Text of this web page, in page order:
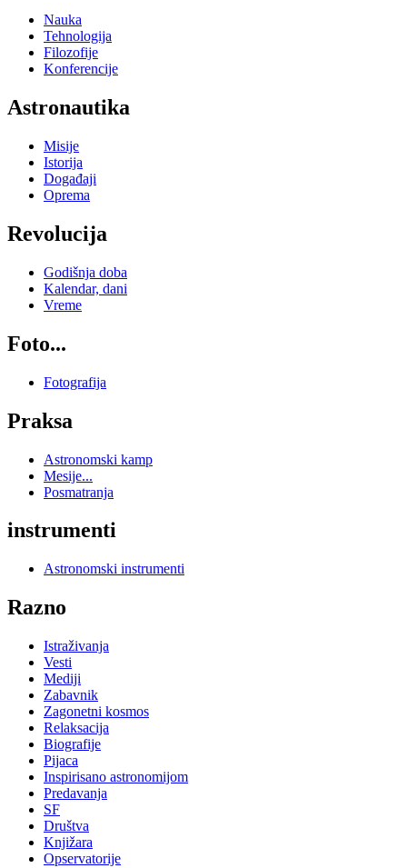
Nauka
Tehnologija
Filozofije
Konferencije
Astronautika
Misije
Istorija
Događaji
Oprema
Revolucija
Godišnja doba
Kalendar, dani
Vreme
Foto...
Fotografija
Praksa
Astronomski kamp
Mesije...
Posmatranja
instrumenti
Astronomski instrumenti
Razno
Istraživanja
Vesti
Mediji
Zabavnik
Zagonetni kosmos
Relaksacija
Biografije
Pijaca
Inspirisano astronomijom
Predavanja
SF
Društva
Knjižara
Opservatorije